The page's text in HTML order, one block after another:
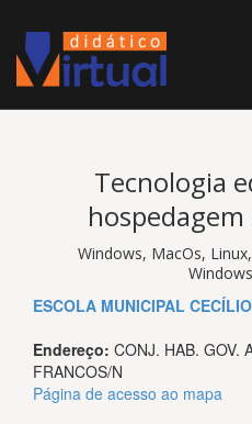
Tecnologia
Windows, MacOs,
ESCOLA MUNICIPAL
Endereço: CONJ. HAB. GOV.
FRANCOS/N
Página de acesso ao mapa